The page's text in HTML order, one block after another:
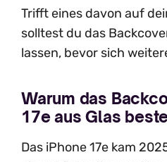
Trifft eines davon auf
solltest du das
lassen, bevor sich
Warum das
17e aus Glas
Das iPhone 17e kam